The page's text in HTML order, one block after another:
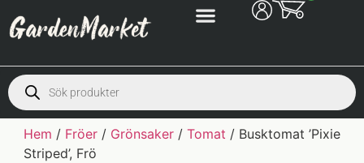
Hem / Fröer / Grönsaker /Tomat / Busktomat ’Pixie
Striped’, Frö